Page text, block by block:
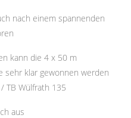
nach einem spannenden
kann die 4 x 50 m
sehr klar gewonnen werden
TB Wülfrath 135
aus